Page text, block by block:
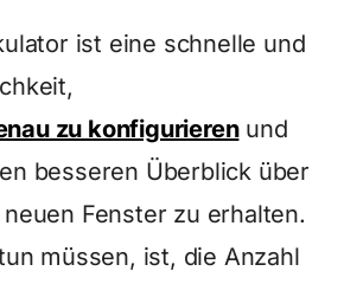
ist eine schnelle und
zu konfigurierenund
besseren Überblick über
Fenster zu erhalten.
müssen, ist, die Anzahl